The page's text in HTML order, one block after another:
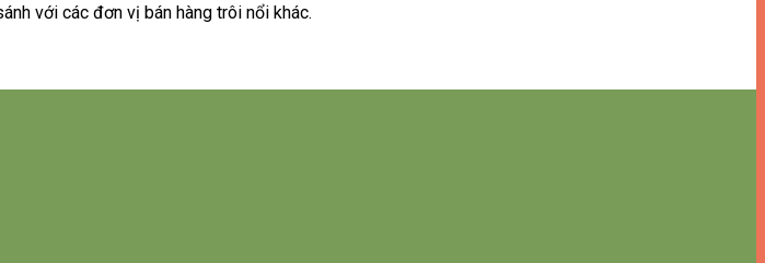
với các đơn vị bán hàng trôi nổi khác.